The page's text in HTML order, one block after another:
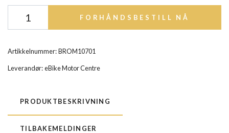
FORHÅNDSBESTILL NÅ
Artikkelnummer:BROM10701
Leverandør:eBike Motor Centre
PRODUKTBESKRIVNING
TILBAKEMELDINGER